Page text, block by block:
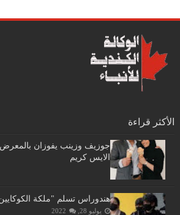
الأكثر قراءة
جوزيف وزينب يفوزان
الايس كريم
هندوراس تسلم "ملكة
يوليو 28, 2022